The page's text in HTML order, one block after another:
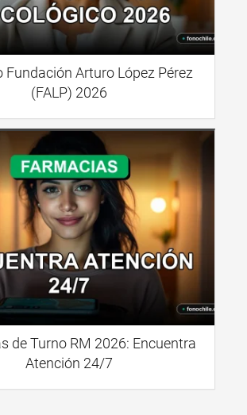
Fundación Arturo López Pérez
(FALP) 2026
de Turno RM 2026: Encuentra
Atención 24/7